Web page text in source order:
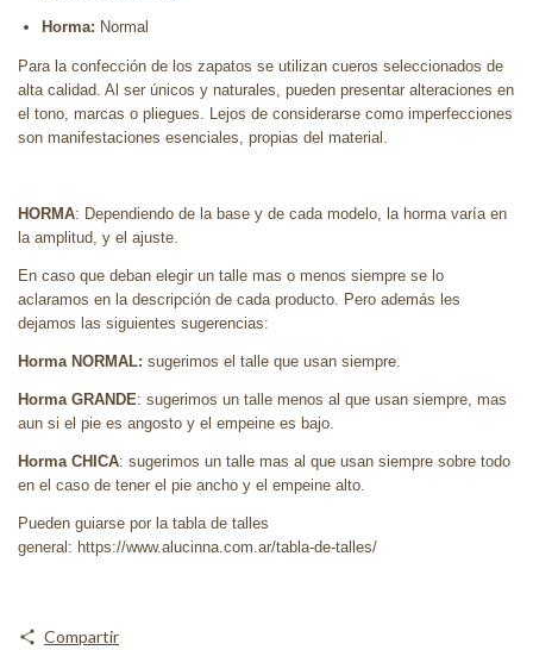
Horma: Normal
Para la confección de los zapatos se utilizan cueros seleccionados de
alta calidad. Al ser únicos y naturales, pueden presentar alteraciones en
el tono, marcas o pliegues. Lejos de considerarse como imperfecciones
son manifestaciones esenciales, propias del material.
HORMA: Dependiendo de la base y de cada modelo, la horma varía en
la amplitud, y el ajuste.
En caso que deban elegir un talle mas o menos siempre se lo
aclaramos en la descripción de cada producto. Pero además les
dejamos las siguientes sugerencias:
Horma NORMAL: sugerimos el talle que usan siempre.
Horma GRANDE: sugerimos un talle menos al que usan siempre, mas
aun si el pie es angosto y el empeine es bajo.
Horma CHICA: sugerimos un talle mas al que usan siempre sobre todo
en el caso de tener el pie ancho y el empeine alto.
Pueden guiarse por la tabla de talles
general: https://www.alucinna.com.ar/tabla-de-talles/
Compartir